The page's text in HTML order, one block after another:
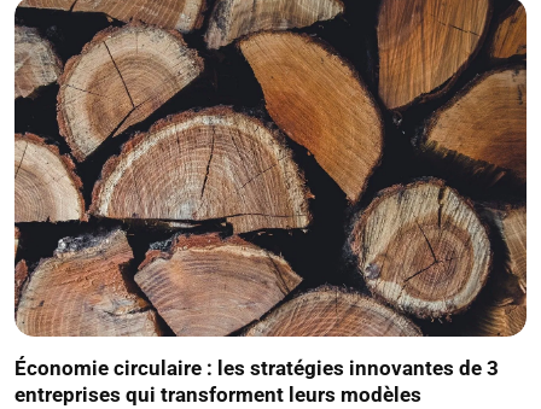
Économie circulaire : les stratégies innovantes de 3
entreprises qui transforment leurs modèles